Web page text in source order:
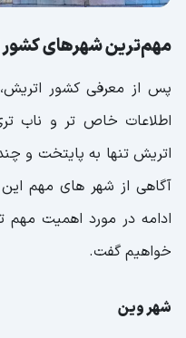
مهم‌ترین شهرهای کشور
پس از معرفی کشور
اطلاعات خاص تر و ناب
اتریش تنها به پایتخت و
آگاهی از شهر های مهم
ادامه در مورد اهمیت
خواهیم گفت.
شهر وین